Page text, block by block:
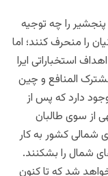
را چه توجیه
را منحرف کنند؛ اما
استخباراتی ایرا
المنافع و چین
دارد که پس از
از سوی طالبان
شمالی کشور به کار
شمال را بشکنند.
شد که تا کنون